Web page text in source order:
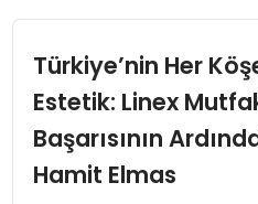
TEKNOLOJI
SPOR
Türkiye’nin Her
Estetik: Linex
Başarısının
Hamit Elmas